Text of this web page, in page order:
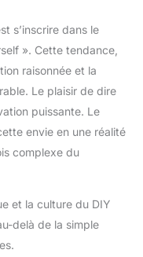
de 1,8
interrupteur. Il permet
même lorsque les
】 La lampe de
elle peut non
à la maison,
restaurant, un café,
et créative.
s’inscrire dans le
». Cette tendance,
raisonnée et la
Le plaisir de dire
puissante. Le
envie en une réalité
complexe du
et la culture du DIY
delà de la simple